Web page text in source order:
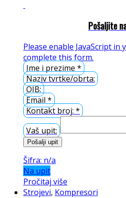
Pošaljite
Please enable JavaScript
complete this form.
Ime i prezime *
Naziv tvrtke/obrta:
OIB:
Email *
Kontakt broj: *
Vaš upit:
Pošalji upit
Šifra: n/a
Na upit
Pročitaj više
Strojevi, Kompresori